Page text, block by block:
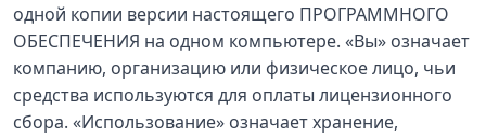
одной копии версии настоящего ПРОГРАММНОГО
ОБЕСПЕЧЕНИЯ на одном компьютере. «Вы» означает
компанию, организацию или физическое лицо, чьи
средства используются для оплаты лицензионного
сбора. «Использование» означает хранение,